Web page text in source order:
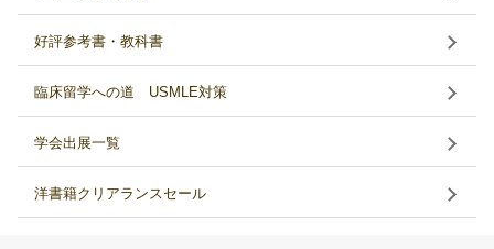
好評参考書・教科書
臨床留学への道 USMLE対策
学会出展一覧
洋書籍クリアランスセール